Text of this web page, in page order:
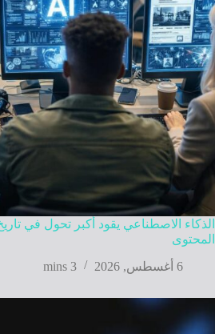
الذكاء الاصطناعي يقود أكبر تحول في
المحتوى
6 أغسطس, 2026
3 mins